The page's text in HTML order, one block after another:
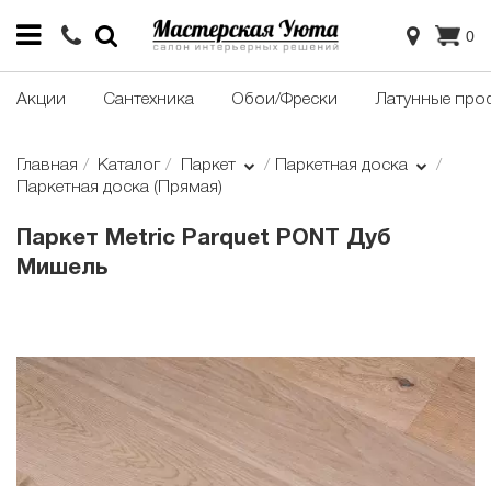
0
Акции Сантехника Обои/Фрески Латунные
Главная Каталог Паркет
Паркетная доска
Паркетная доска (Прямая)
Паркет Metric Parquet PONT Дуб
Мишель